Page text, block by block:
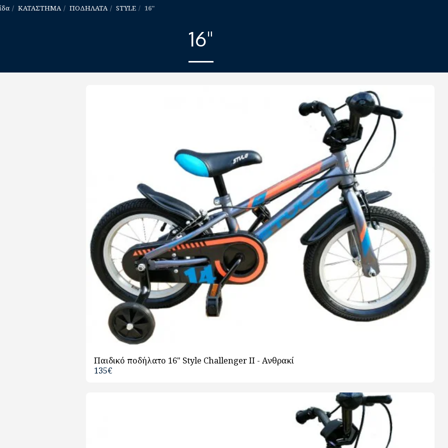
ΚΑΤΑΣΤΗΜΑ ΠΟΔΗΛΑΤΑ STYLE 16"
16"
Παιδικό ποδήλατο 16" Style Challenger ΙΙ - Ανθρακί
135€